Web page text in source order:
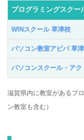
プログラミングスクー
WINスクール 草津校
パソコン教室アビバ 草
パソコンスクール・アク
滋賀県内に教室があるプ
ン教室も含む）